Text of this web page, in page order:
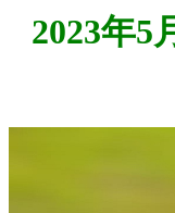
2023年5